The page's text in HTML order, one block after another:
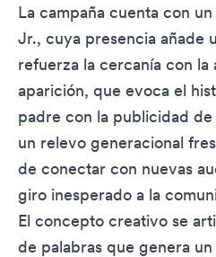
La campaña cuenta con
Jr., cuya presencia añade
refuerza la cercanía con la
aparición, que evoca el
padre con la publicidad
un relevo generacional
de conectar con nuevas
giro inesperado a la
El concepto creativo se
de palabras que genera